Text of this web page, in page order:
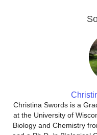
Christina Swords is a
at the University of
Biology and Chemistry